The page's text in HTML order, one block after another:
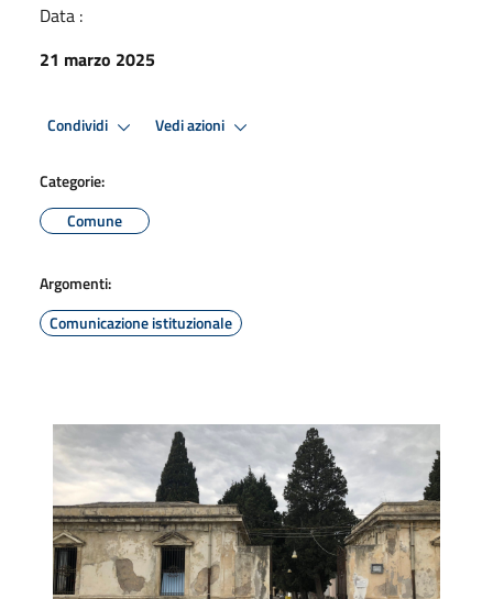
Data :
21 marzo 2025
Condividi Vedi azioni
Categorie:
Comune
Argomenti:
Comunicazione istituzionale